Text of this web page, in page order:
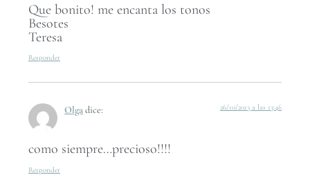
Que bonito! me encanta los tonos
Besotes
Teresa
Responder
Olgadice: 26/10/2013 a las 13:46
como siempre…precioso!!!!
Responder